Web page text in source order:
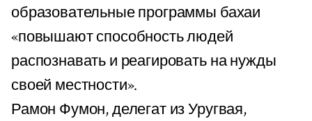
образовательные программы бахаи
«повышают способность людей
распознавать и реагировать на нужды
своей местности».
Рамон Фумон, делегат из Уругвая,